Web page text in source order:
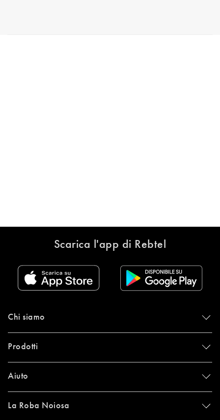
Scarica l'app di Rebtel
Chi siamo
Prodotti
Aiuto
La Roba Noiosa